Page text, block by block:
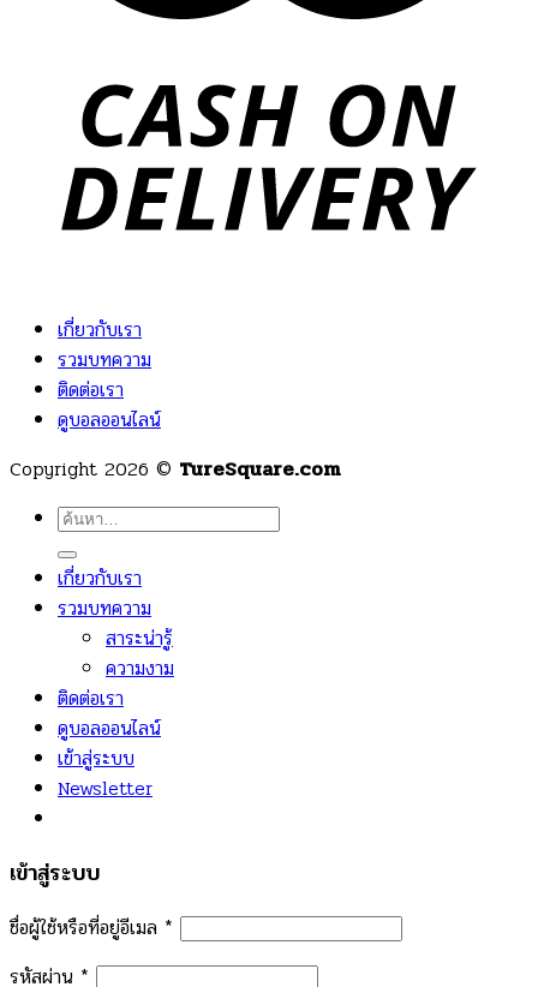
เกี่ยวกับเรา
รวมบทความ
ติดต่อเรา
ดูบอลออนไลน์
Copyright 2026 © TureSquare.com
ค้นหา:
เกี่ยวกับเรา
รวมบทความ
สาระน่ารู้
ความงาม
ติดต่อเรา
ดูบอลออนไลน์
เข้าสู่ระบบ
Newsletter
เข้าสู่ระบบ
ชื่อผู้ใช้หรือที่อยู่อีเมล *
รหัสผ่าน *